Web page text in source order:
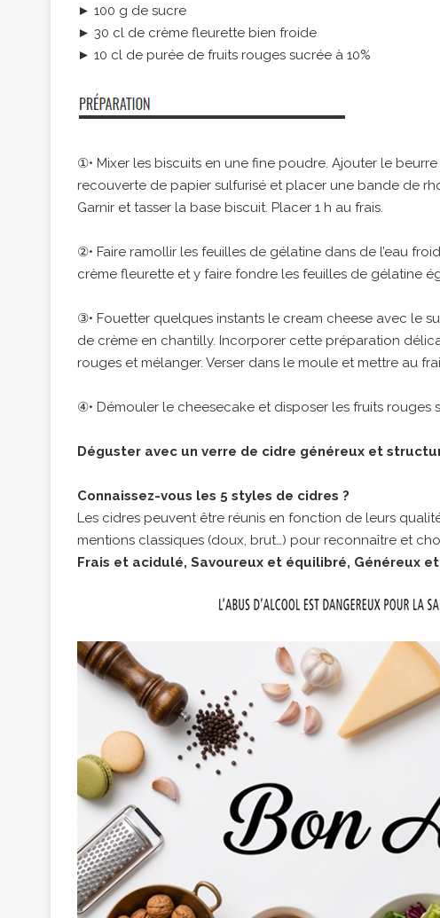
► 100 g de sucre
► 30 cl de crème fleurette bien froide
► 10 cl de purée de fruits rouges sucrée à 10%
①• Mixer les biscuits en une fine poudre. Ajouter le
recouverte de papier sulfurisé et placer une bande de
Garnir et tasser la base biscuit. Placer 1 h au frais.
②• Faire ramollir les feuilles de gélatine dans de l’eau
crème fleurette et y faire fondre les feuilles de gélatine
③• Fouetter quelques instants le cream cheese avec le
de crème en chantilly. Incorporer cette préparation
rouges et mélanger. Verser dans le moule et mettre au
④• Démouler le cheesecake et disposer les fruits rouges
Déguster avec un verre de cidre généreux et
Connaissez-vous les 5 styles de cidres ?
Les cidres peuvent être réunis en fonction de leurs
mentions classiques (doux, brut…) pour reconnaître et
Frais et acidulé, Savoureux et équilibré, Généreux